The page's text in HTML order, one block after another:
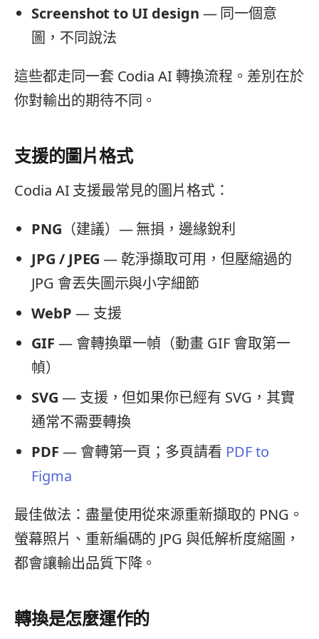
Screenshot to UI design — 同一個意
圖，不同說法
這些都走同一套 Codia AI 轉換流程。差別在於
你對輸出的期待不同。
支援的圖片格式
Codia AI 支援最常見的圖片格式：
PNG （建議）— 無損，邊緣銳利
JPG / JPEG — 乾淨擷取可用，但壓縮過的
JPG 會丟失圖示與小字細節
WebP — 支援
GIF — 會轉換單一幀（動畫 GIF 會取第一
幀）
SVG — 支援，但如果你已經有 SVG，其實
通常不需要轉換
PDF — 會轉第一頁；多頁請看 PDF to
Figma
最佳做法：盡量使用從來源重新擷取的 PNG。
螢幕照片、重新編碼的 JPG 與低解析度縮圖，
都會讓輸出品質下降。
轉換是怎麼運作的